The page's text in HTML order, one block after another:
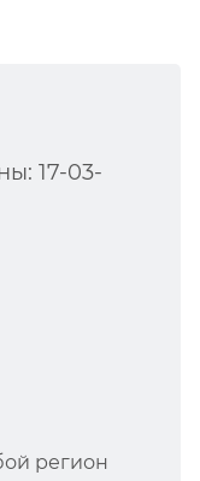
17-03-
регион